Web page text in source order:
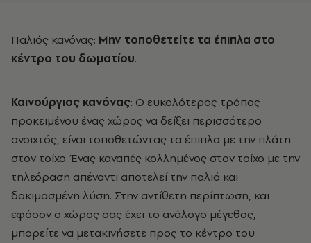
Παλιός κανόνας: Μην τοποθετείτε τα έπιπλα στο
κέντρο του δωματίου.
Καινούργιος κανόνας: Ο ευκολότερος τρόπος
προκειμένου ένας χώρος να δείξει περισσότερο
ανοιχτός, είναι τοποθετώντας τα έπιπλα με την πλάτη
στον τοίχο. Ένας καναπές κολλημένος στον τοίχο με την
τηλεόραση απέναντι αποτελεί την παλιά και
δοκιμασμένη λύση. Στην αντίθετη περίπτωση, και
εφόσον ο χώρος σας έχει το ανάλογο μέγεθος,
μπορείτε να μετακινήσετε προς το κέντρο του